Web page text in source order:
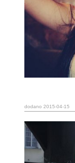
dodano 2015-04-15